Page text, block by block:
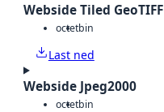
Webside Tiled GeoTIFF
octetbin
Last ned
Webside Jpeg2000
octetbin